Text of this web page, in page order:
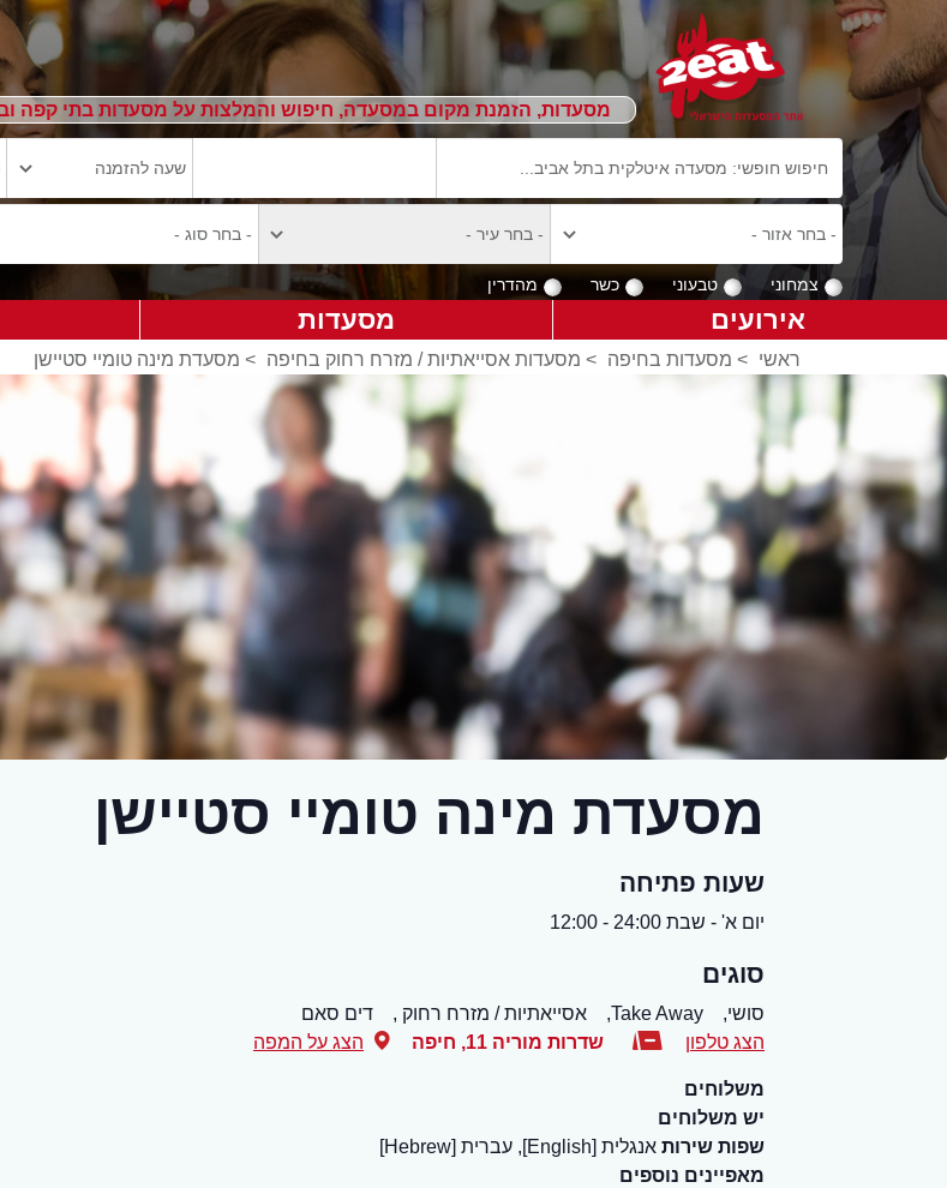
מסעדות, הזמנת מקום במסעדה, חיפוש והמלצות על מסעדות בתי קפה
צמחוני טבעוני כשר מהדרין
אירועים מסעדות
ראשי > מסעדות בחיפה > מסעדות אסייאתיות / מזרח רחוק בחיפה > מסעדת מינה טומיי סטיישן
מסעדת מינה טומיי סטיישן
שעות פתיחה
יום א' - שבת 24:00 - 12:00
סוגים
סושי, Take Away, אסייאתיות / מזרח רחוק ,
דים סאם
הצג טלפון
שדרות מוריה 11 , חיפה הצג על המפה
משלוחים
יש משלוחים
שפות שירות אנגלית [English], עברית [Hebrew]
מאפיינים נוספים